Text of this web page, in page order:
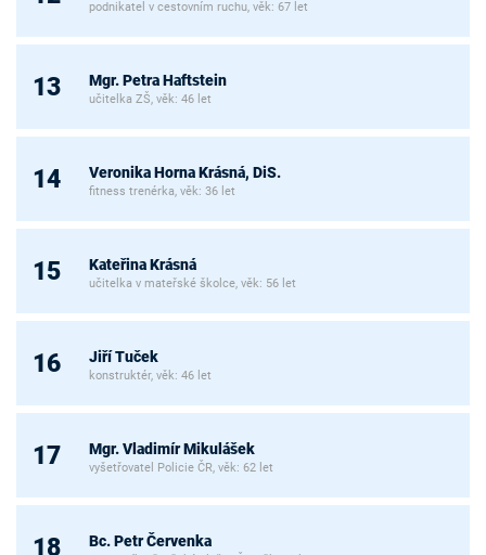
podnikatel v cestovním ruchu, věk: 67 let
13 Mgr. Petra Haftstein
učitelka ZŠ, věk: 46 let
14 Veronika Horna Krásná, DiS.
fitness trenérka, věk: 36 let
15 Kateřina Krásná
učitelka v mateřské školce, věk: 56 let
16 Jiří Tuček
konstruktér, věk: 46 let
17 Mgr. Vladimír Mikulášek
vyšetřovatel Policie ČR, věk: 62 let
18 Bc. Petr Červenka